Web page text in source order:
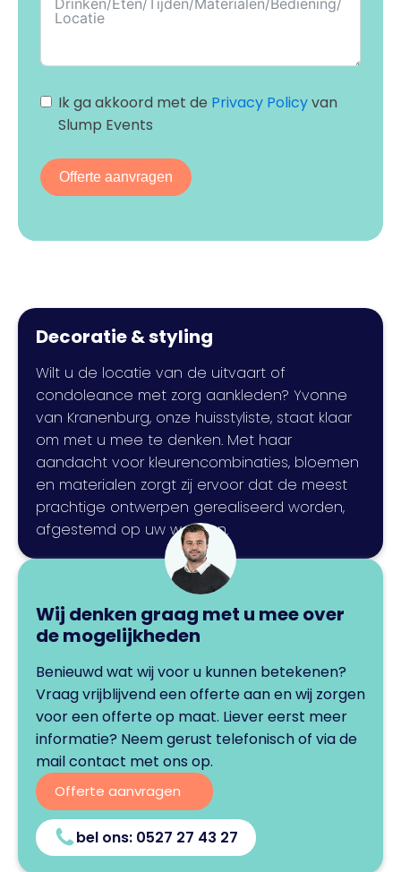
Ik ga akkoord met de Privacy Policyvan
Slump Events
Offerte aanvragen
Decoratie & styling
Wilt u de locatie van de uitvaart of
condoleance met zorg aankleden? Yvonne
van Kranenburg, onze huisstyliste, staat klaar
om met u mee te denken. Met haar
aandacht voor kleurencombinaties, bloemen
en materialen zorgt zij ervoor dat de meest
prachtige ontwerpen gerealiseerd worden,
afgestemd op uw wensen.
Wij denken graag met u mee over
de mogelijkheden
Benieuwd wat wij voor u kunnen betekenen?
Vraag vrijblijvend een offerte aan en wij zorgen
voor een offerte op maat. Liever eerst meer
informatie? Neem gerust telefonisch of via de
mail contact met ons op.
Offerte aanvragen
bel ons: 0527 27 43 27